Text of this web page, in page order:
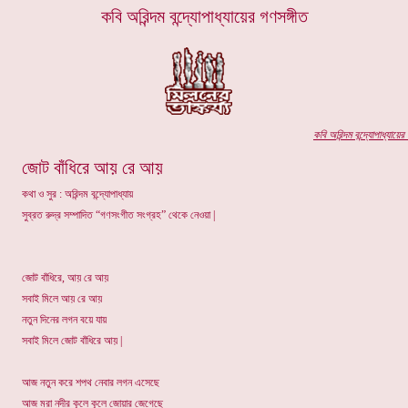
কবি অরিন্দম বন্দ্যোপাধ্যায়েরগণসঙ্গীত
কবি অরিন্দম বন্দ্যোপাধ্যায়ের
জোট বাঁধিরে আয় রে আয়
কথা ও সুর : অরিন্দম বন্দ্যোপাধ্যায়
সুব্রত রুদ্র সম্পাদিত “গণসংগীত সংগ্রহ” থেকে নেওয়া |
জোট বাঁধিরে, আয় রে আয়
সবাই মিলে আয় রে আয়
নতুন দিনের লগন বয়ে যায়
সবাই মিলে জোট বাঁধিরে আয় |
আজ নতুন করে শপথ নেবার লগন এসেছে
আজ মরা নদীর কূলে কূলে জোয়ার জেগেছে